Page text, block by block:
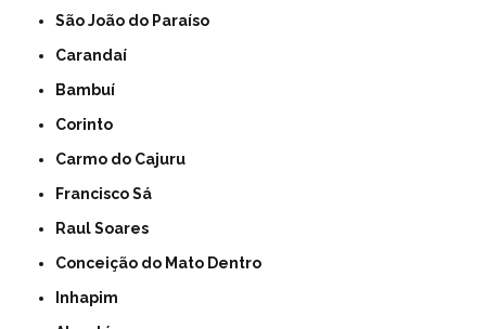
São João do Paraíso
Carandaí
Bambuí
Corinto
Carmo do Cajuru
Francisco Sá
Raul Soares
Conceição do Mato Dentro
Inhapim